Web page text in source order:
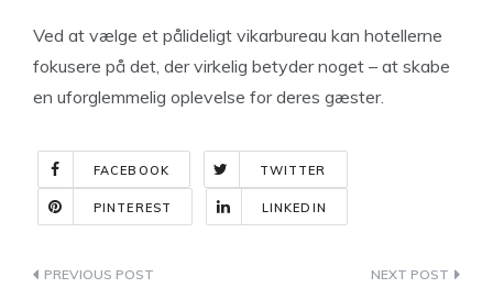
Ved at vælge et pålideligt vikarbureau kan hotellerne
fokusere på det, der virkelig betyder noget – at skabe
en uforglemmelig oplevelse for deres gæster.
FACEBOOK TWITTER
PINTEREST LINKEDIN
Indlægsnavigation